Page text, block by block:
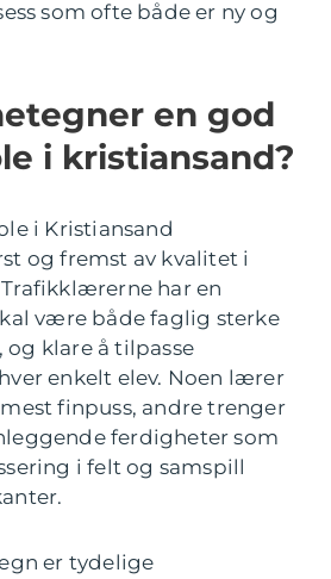
som ofte både er ny og
en god
i kristiansand?
i Kristiansand
og fremst av kvalitet i
har en
være både faglig sterke
klare å tilpasse
enkelt elev. Noen lærer
finpuss, andre trenger
ferdigheter som
i felt og samspill
er tydelige